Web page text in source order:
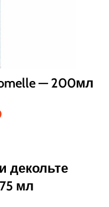
— 200мл
декольте
мл